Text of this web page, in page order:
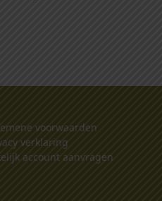
voorwaarden
verklaring
account aanvragen